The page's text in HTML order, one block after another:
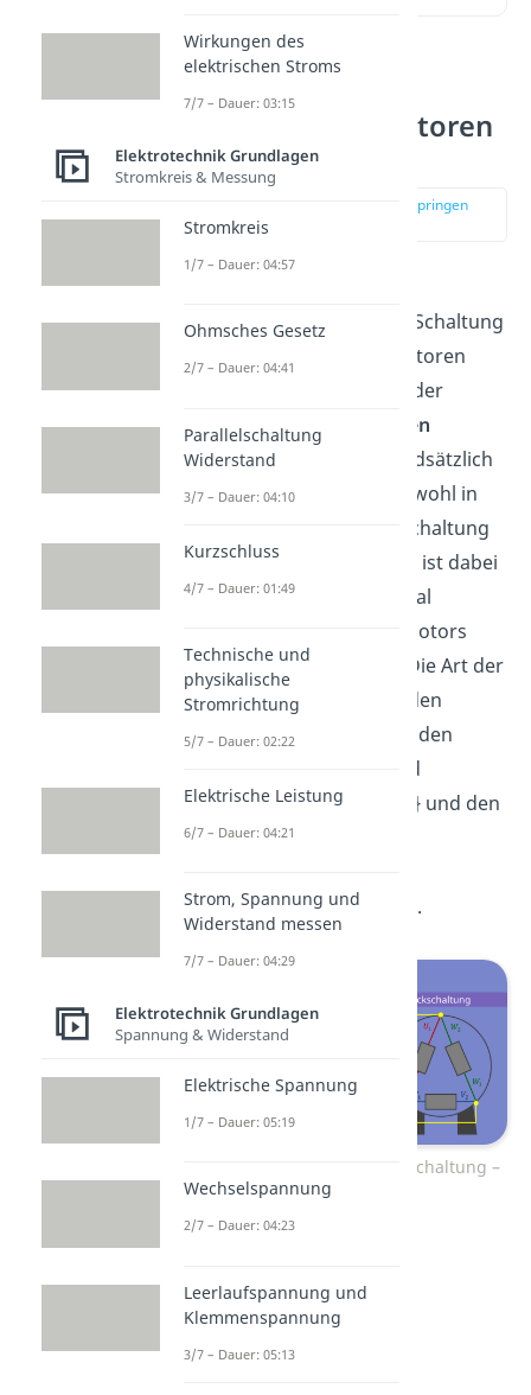
Stern Dreieck
Schaltung bei Motoren
einfach erklärt
zur Stelle im Video springen
beziehungsweise Dreieck-Schaltung
in Zusammenhang mit Motoren
gesprochen, so ist die Art der
Verschaltung seiner Spulen
gemeint. Dabei kann grundsätzlich
jeder Drehstrommotor sowohl in
Stern als auch in Dreieckschaltung
betrieben werden. Wichtig ist dabei
allerdings, dass die maximal
zulässige Spannung des Motors
nicht überschritten wird. Die Art der
Verschaltung beeinflusst den
Zusammenhang zwischen den
Strangströmen I_{Str} und
Strangspannungen U_{Str} und den
Außerleiterströmen
Außenleiterspannungen
.
Sternschaltung und Dreieckschaltung –
Aufbau
Wirkungen des
elektrischen Stroms
7/7 – Dauer: 03:15
Elektrotechnik Grundlagen
Stromkreis & Messung
Stromkreis
1/7 – Dauer: 04:57
Ohmsches Gesetz
2/7 – Dauer: 04:41
Parallelschaltung
Widerstand
3/7 – Dauer: 04:10
Kurzschluss
4/7 – Dauer: 01:49
Technische und
physikalische
Stromrichtung
5/7 – Dauer: 02:22
Elektrische Leistung
6/7 – Dauer: 04:21
Strom, Spannung und
Widerstand messen
7/7 – Dauer: 04:29
Elektrotechnik Grundlagen
Spannung & Widerstand
Elektrische Spannung
1/7 – Dauer: 05:19
Wechselspannung
2/7 – Dauer: 04:23
Leerlaufspannung und
Klemmenspannung
3/7 – Dauer: 05:13